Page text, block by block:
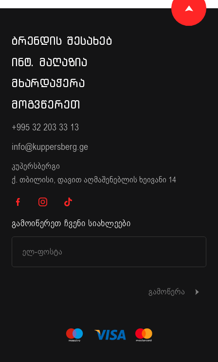
ᲑᲠᲔᲜᲓᲘᲡ ᲨᲔᲡᲐᲮᲔᲑ
ᲘᲜᲢ. ᲛᲐᲦᲐᲖᲘᲐ
ᲛᲮᲐᲠᲓᲐᲭᲔᲠᲐ
ᲛᲝᲒᲕᲬᲔᲠᲔᲗ
+995 32 203 33 13
info@kuppersberg.ge
კუპერსბერგი
ქ. თბილისი, დავით აღმაშენებლის ხეივანი 14
გამოიწერეთ ჩვენი სიახლეები
გამოწერა